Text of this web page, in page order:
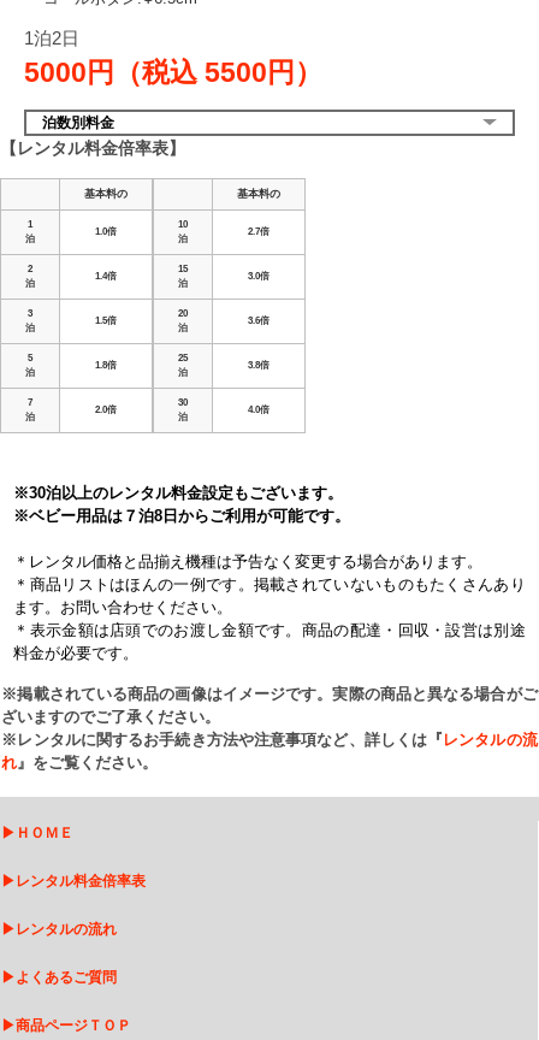
1泊2日
5000円（税込 5500円）
泊数別料金
【レンタル料金倍率表】
基本料の
1
泊
1.0倍
2
泊
1.4倍
3
泊
1.5倍
5
泊
1.8倍
7
泊
2.0倍
基本料の
10
泊
2.7倍
15
泊
3.0倍
20
泊
3.6倍
25
泊
3.8倍
30
泊
4.0倍
※30泊以上のレンタル料金設定もございます。
※ベビー用品は７泊8日からご利用が可能です。
＊レンタル価格と品揃え機種は予告なく変更する場合があります。
＊商品リストはほんの一例です。掲載されていないものもたくさんあり
ます。お問い合わせください。
＊表示金額は店頭でのお渡し金額です。商品の配達・回収・設営は別途
料金が必要です。
※掲載されている商品の画像はイメージです。実際の商品と異なる場合がご
ざいますのでご了承ください。
※レンタルに関するお手続き方法や注意事項など、詳しくは『 レンタルの流
れ 』をご覧ください。
▶ ＨＯＭＥ
▶ レンタル料金倍率表
▶ レンタルの流れ
▶よくあるご質問
▶商品ページＴＯＰ